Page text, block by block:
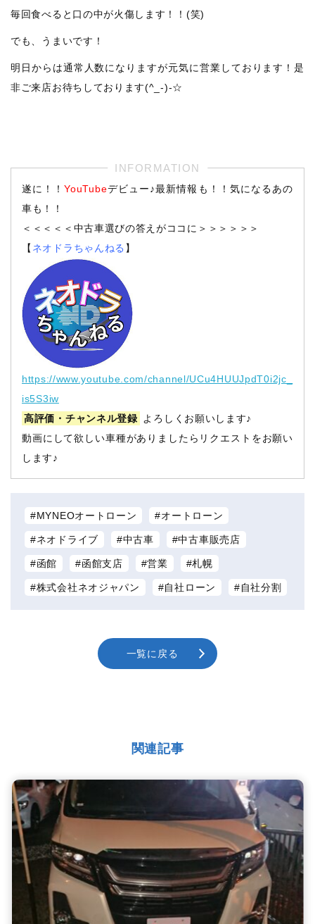
毎回食べると口の中が火傷します！！(笑)
でも、うまいです！
明日からは通常人数になりますが元気に営業しております！是
非ご来店お待ちしております(^_-)-☆
遂に！！YouTubeデビュー♪最新情報も！！気になるあの
車も！！
＜＜＜＜＜中古車選びの答えがココに＞＞＞＞＞＞
【 ネオドラちゃんねる 】
https://www.youtube.com/channel/UCu4HUUJpdT0i2jc_
is5S3iw
高評価・チャンネル登録
よろしくお願いします♪
動画にして欲しい車種がありましたらリクエストをお願い
します♪
MYNEOオートローン オートローン
ネオドライブ 中古車 中古車販売店
函館 函館支店 営業 札幌
株式会社ネオジャパン 自社ローン 自社分割
一覧に戻る
関連記事